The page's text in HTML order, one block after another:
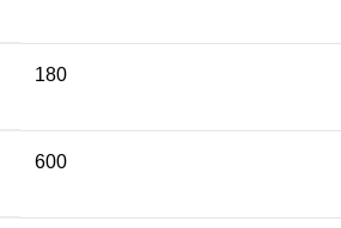
180
600